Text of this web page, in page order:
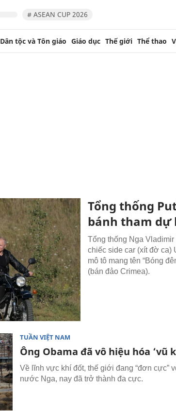
# ASEAN CUP 2026
Dân tộc và Tôn giáo Giáo dục Thế giới Thể thao
Tổng thống
bánh tham dự
Tổng thống Nga
chiếc side car (xít đờ ca)
mô tô mang tên “Bóng
(bán đảo Crimea).
TUẦN VIỆT NAM
Ông Obama đã vô hiệu hóa ‘vũ
Về lĩnh vực khí đốt, thế giới đang “đơn cực”
nước Nga, nay đã trở thành đa cực.